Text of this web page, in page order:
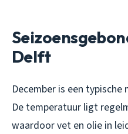
Delft
December is een
De temperatuur ligt
waardoor vet en olie in